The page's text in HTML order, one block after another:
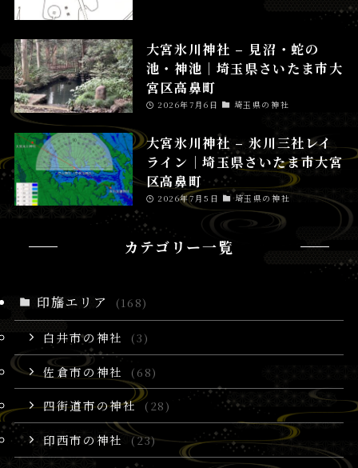
大宮氷川神社 – 見沼・蛇の
池・神池│埼玉県さいたま市大
宮区高鼻町
2026年7月6日 埼玉県の神社
大宮氷川神社 – 氷川三社レイ
ライン│埼玉県さいたま市大宮
区高鼻町
2026年7月5日 埼玉県の神社
カテゴリー一覧
印旛エリア (168)
白井市の神社 (3)
佐倉市の神社 (68)
四街道市の神社 (28)
印西市の神社 (23)